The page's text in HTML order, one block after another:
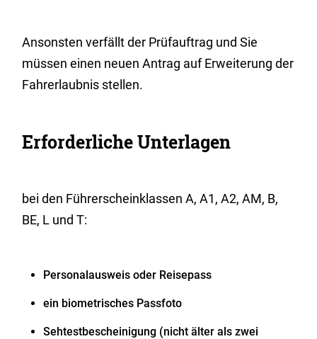
Ansonsten verfällt der Prüfauftrag und Sie
müssen einen neuen Antrag auf Erweiterung der
Fahrerlaubnis stellen.
Erforderliche Unterlagen
bei den Führerscheinklassen A, A1, A2, AM, B,
BE, L und T:
Personalausweis oder Reisepass
ein biometrisches Passfoto
Sehtestbescheinigung (nicht älter als zwei